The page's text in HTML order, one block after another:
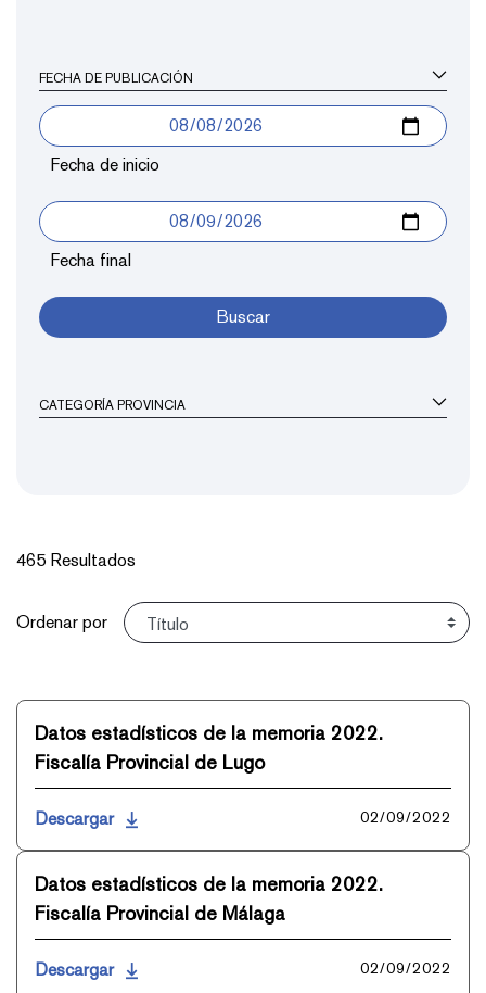
FECHA DE PUBLICACIÓN
Fecha de inicio
Fecha final
Buscar
CATEGORÍA PROVINCIA
465 Resultados
Ordenar
Ordenar por
Datos estadísticos de la memoria 2022.
Fiscalía Provincial de Lugo
Descargar 02/09/2022
Datos estadísticos de la memoria 2022.
Fiscalía Provincial de Málaga
Descargar 02/09/2022